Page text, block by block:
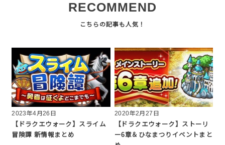
RECOMMEND
2023年4月26日
【ドラクエウォーク】スライム
冒険譚 新情報まとめ
2020年2月27日
【ドラクエウォーク】ストーリ
ー6章＆ひなまつりイベントまと